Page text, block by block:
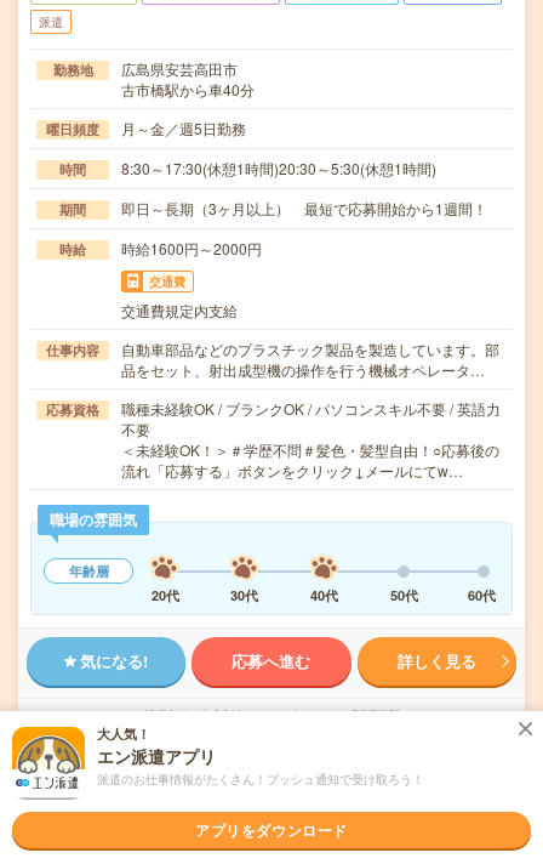
派遣
勤務地
広島県安芸高田市
古市橋駅から車40分
曜日頻度 月～金／週5日勤務
時間 8:30～17:30(休憩1時間)20:30～5:30(休憩1時間)
期間 即日～長期（3ヶ月以上） 最短で応募開始から1週間！
時給 時給1600円～2000円
交通費
交通費規定内支給
仕事内容
自動車部品などのプラスチック製品を製造しています。部
品をセット、射出成型機の操作を行う機械オペレータ…
応募資格
職種未経験OK / ブランクOK / パソコンスキル不要 / 英語力
不要
＜未経験OK！＞＃学歴不問＃髪色・髪型自由！○応募後の
流れ「応募する」ボタンをクリック↓メールにてw…
職場の雰囲気
年齢層
20代
30代 40代 50代 60代
気になる! 応募へ進む 詳しく見る
派遣会社 株式会社ウィルオブ・ワーク FO事業部
未読 掲載日 2026/08/06
時給1600円○自動車製造オペレーター！未経
大人気！
エン派遣アプリ
派遣のお仕事情報がたくさん！プッシュ通知で受け取ろう！
アプリをダウンロード